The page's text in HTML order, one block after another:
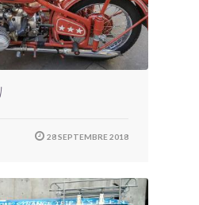
28 SEPTEMBRE 2018